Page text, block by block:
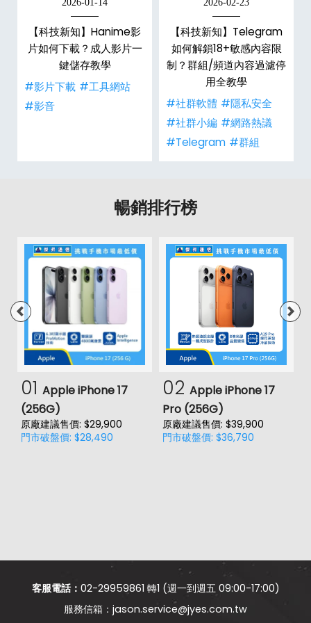
【科技新知】Hanime影
片如何下載？成人影片一
鍵儲存教學
#影片下載 #工具網站
#影音
【科技新知】Telegram
如何解鎖18+敏感內容限
制？群組/頻道內容過濾停
用全教學
#社群軟體 #隱私安全
#社群小編 #網路熱議
#Telegram #群組
暢銷排行榜
01 Apple iPhone 17
(256G)
原廠建議售價: $29,900
門市破盤價: $28,490
02 Apple iPhone 17
Pro (256G)
原廠建議售價: $39,900
門市破盤價: $36,790
客服電話： 02-29959861 轉1 (週一到週五 09:00-17:00)
jason.service@jyes.com.tw